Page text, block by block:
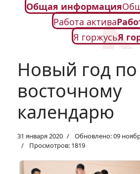
Общая информация
Работа актива
Я горжусьЯ
Новый год по
восточному
календарю
31 января 2020
Обновлено: 09
Просмотров: 1819